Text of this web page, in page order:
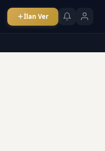
İlan Ver